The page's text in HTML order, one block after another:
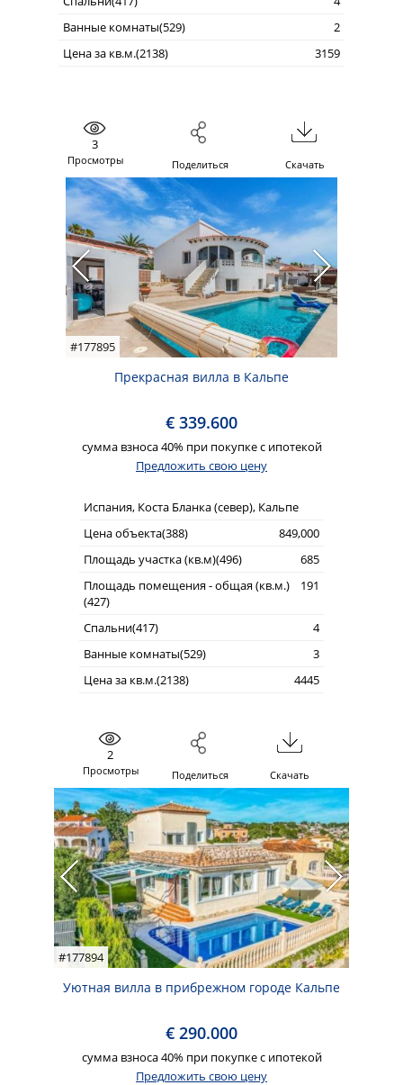
Ванные комнаты(529)
2
Цена за кв.м.(2138)
3159
3
Просмотры Поделиться Скачать
#177895
Прекрасная вилла в Кальпе
€ 339.600
сумма взноса 40% при покупке с ипотекой
Предложить свою цену
Испания, Коста Бланка (север), Кальпе
Цена объекта(388)
849,000
Площадь участка (кв.м)(496)
685
Площадь помещения - общая (кв.м.)
(427)
191
Спальни(417)
4
Ванные комнаты(529)
3
Цена за кв.м.(2138)
4445
2
Просмотры Поделиться Скачать
#177894
Уютная вилла в прибрежном городе Кальпе
€ 290.000
сумма взноса 40% при покупке с ипотекой
Предложить свою цену